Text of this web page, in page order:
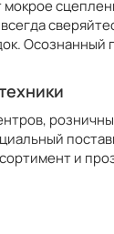
Осознанный
и